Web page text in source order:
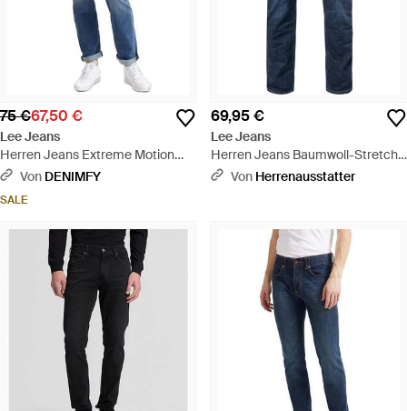
75 €67,50 €
Lee Jeans
Herren Jeans Extreme Motion
Mvp Slim Tapered Fit - Blau
Von DENIMFY
SALE
69,95 €
Lee Jeans
Herren Jeans Baumwoll-Stretch
Slim Fit - Blau
Von Herrenausstatter